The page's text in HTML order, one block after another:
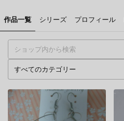
作品一覧 シリーズ プロフィール